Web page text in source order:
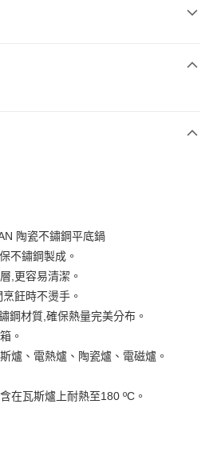
灣大哥大用戶可立即使用無須另外申請。
」，訂單成立後會自動跳轉到大哥付的交易
分期的期數、繳款截止日，確認付款後即完
用金額請依後續交易確認頁面所載為準。
確認交易或遇審核未通過，訂單將自動取
況，表示未達大哥付你分期系統評分，恕無
免運
以上)免運費
陶瓷不鏽鋼平底鍋
不鏽鋼製成。
,更容易清潔。
飪時不燙手。
鋼材質,確保熱量完美分布。
。
爐、電熱爐、陶瓷爐、電磁爐。
在瓦斯爐上耐熱至180 ºC。